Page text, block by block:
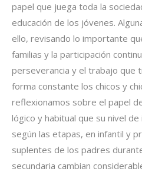
papel que juega toda la
educación de los jóvenes.
ello, revisando lo importante
familias y la participación
perseverancia y el trabajo que
forma constante los chicos y
reflexionamos sobre el papel
lógico y habitual que su nivel
según las etapas, en infantil y
suplentes de los padres
secundaria cambian